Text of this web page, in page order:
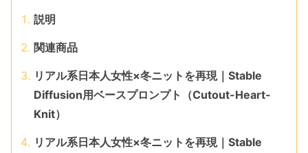
説明
関連商品
リアル系日本人女性×冬ニットを再現｜Stable
Diffusion用ベースプロンプト（Cutout-Heart-
Knit）
リアル系日本人女性×冬ニットを再現｜Stable